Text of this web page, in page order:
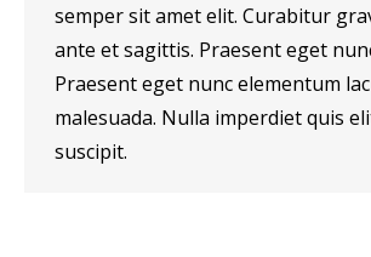
semper sit amet elit. Curabitur
ante et sagittis. Praesent eget
Praesent eget nunc elementum
malesuada. Nulla imperdiet quis
suscipit.